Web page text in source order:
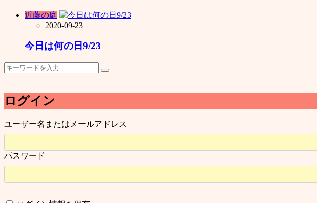
近藤の庭
2020-09-23
今日は何の日9/23
ログイン
ユーザー名またはメールアドレス
パスワード